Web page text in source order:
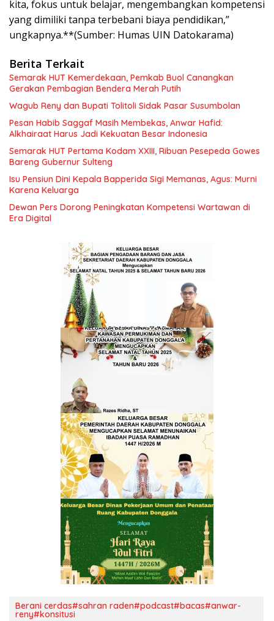
kita, fokus untuk belajar, mengembangkan kompetensi
yang dimiliki tanpa terbebani biaya pendidikan,”
ungkapnya.**(Sumber: Humas UIN Datokarama)
Berita Terkait
Semarak HUT Kemerdekaan, Pemkab Buol Canangkan
Gerakan Pembagian Bendera Merah Putih
Wagub Reny dan Bupati Tolitoli Sidak Pasar Susumbolan
Pesan Habib Saggaf Masih Membekas, Anwar Hafid:
Alkhairaat Harus Jadi Kekuatan Besar Indonesia
Semarak HUT Pertama Kodam XXIII, Ribuan Pesepeda Gowes
Bareng Gubernur Sulteng
Isu Pensiun Dini Kepala Bapperida Sigi Memanas, Agus: Murni
Karena Keluarga
Dewan Pers Dorong Peningkatan Kompetensi Wartawan di
Era Digital
Berani cerdas#sahran raden#podcast#bacas#anwar-
reny#konsitusi